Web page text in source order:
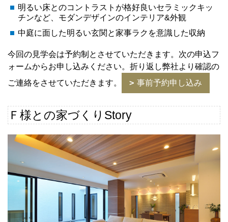
明るい床とのコントラストが格好良いセラミックキッ
チンなど、モダンデザインのインテリア&外観
中庭に面した明るい玄関と家事ラクを意識した収納
今回の見学会は予約制とさせていただきます。次の申込フ
ォームからお申し込みください。折り返し弊社より確認の
ご連絡をさせていただきます。
事前予約申し込み
Ｆ様との家づくりStory